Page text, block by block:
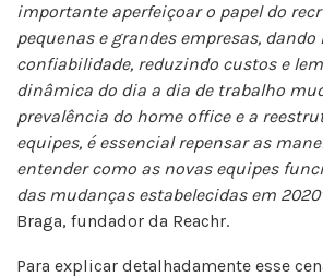
importante aperfeiçoar o papel do
pequenas e grandes empresas,
confiabilidade, reduzindo custos e
dinâmica do dia a dia de trabalho
prevalência do home office e a
equipes, é essencial repensar as
entender como as novas equipes
das mudanças estabelecidas em
Braga, fundador da Reachr.
Para explicar detalhadamente esse